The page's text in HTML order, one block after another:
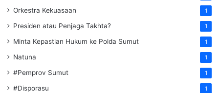
Orkestra Kekuasaan 1
Presiden atau Penjaga Takhta? 1
Minta Kepastian Hukum ke Polda Sumut 1
Natuna 1
#Pemprov Sumut 1
#Disporasu 1